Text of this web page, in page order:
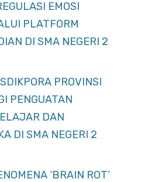
EMOSI
PLATFORM
DI SMA NEGERI 2
PROVINSI
PENGUATAN
DAN
DI SMA NEGERI 2
‘BRAIN ROT’